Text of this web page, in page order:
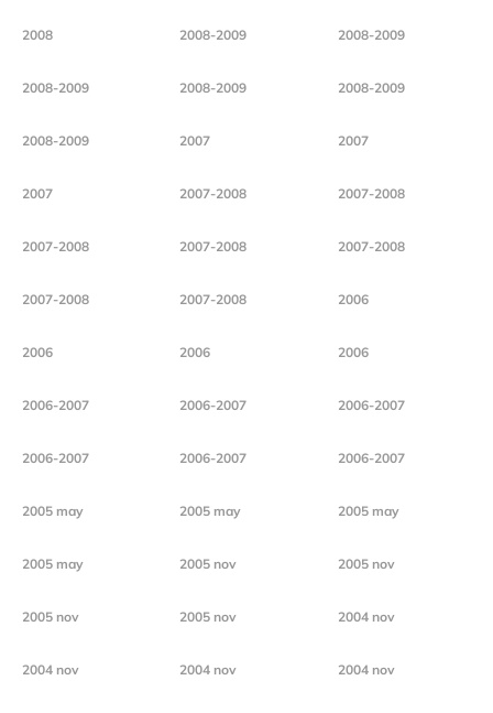
2008 2008-2009 2008-2009
2008-2009 2008-2009 2008-2009
2008-2009 2007 2007
2007 2007-2008 2007-2008
2007-2008 2007-2008 2007-2008
2007-2008 2007-2008 2006
2006 2006 2006
2006-2007 2006-2007 2006-2007
2006-2007 2006-2007 2006-2007
2005 may 2005 may 2005 may
2005 may 2005 nov 2005 nov
2005 nov 2005 nov 2004 nov
2004 nov 2004 nov 2004 nov